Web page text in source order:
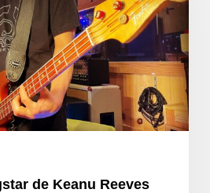
de Keanu Reeves